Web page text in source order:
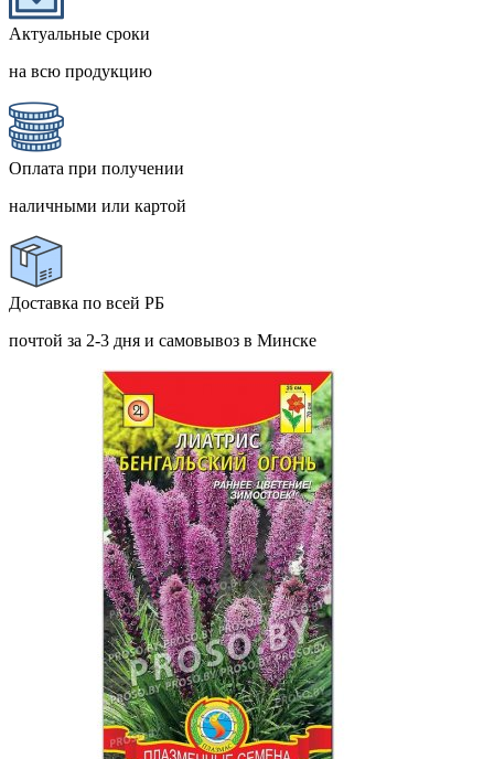
Актуальные сроки
на всю продукцию
Оплата при получении
наличными или картой
Доставка по всей РБ
почтой за 2-3 дня и самовывоз в Минске